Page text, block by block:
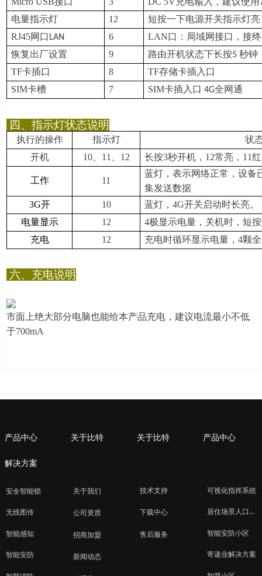
电量指示灯 12
短按一下电源开关指示灯
RJ45网口 LAN 6 LAN口：局域网接口，接
恢复出厂设置
9 路由开机状态下长按5 秒钟
TF卡插口 8 TF存储卡插入口
SIM卡槽 7 SIM卡插入口 4G全网通
四、 指示灯状态说明
执行的操作 指示灯
状
开机
10、 11 12 长按3秒开机， 12常亮， 11
工作 11
蓝灯，表示网络正常，设备
集发送数据
3G开 10 蓝灯， 4G开关启动时长亮。
电量显示
12 4极显示电量，关机时，短
充电
12 充电时循环显示电量， 4颗
六、 充电说明
市面上绝大部分电脑也能给本产品充电，建议电流最小不低
于700mA
产品中心
安全智能锁
无线图传
智能感知
智能安防
关于我们
公司资质
招商加盟
新闻动态
关于比特
技术支持
下载中心
售后服务
关于比特
可视化指挥系统
居住场景人口管理
智能安防小区
寄递业解决方案
产品中心
解决方案